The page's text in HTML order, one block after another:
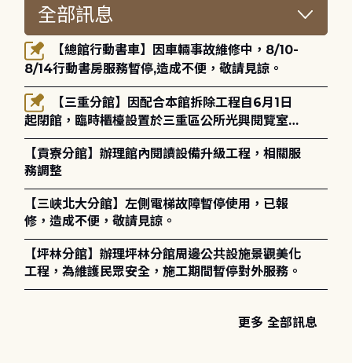
8/14行動書房服務暫停,造成不便，敬請見諒。
起閉館，臨時櫃檯設置於三重區公所光興閱覽室，
造成不便，敬請見諒。
【貢寮分館】辦理館內閱讀設備升級工程，相關服
務調整
【三峽北大分館】左側電梯故障暫停使用，已報
修，造成不便，敬請見諒。
【坪林分館】辦理坪林分館周邊公共設施景觀美化
工程，為維護民眾安全，施工期間暫停對外服務。
更多 全部訊息